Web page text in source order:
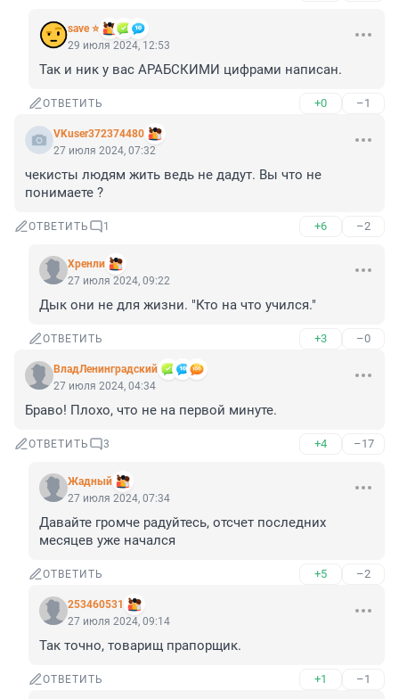
save ⭐
29 июля 2024, 12:53
Так и ник у вас АРАБСКИМИ цифрами написан.
ОТВЕТИТЬ +0 –1
VKuser372374480
27 июля 2024, 07:32
чекисты людям жить ведь не дадут. Вы что не
понимаете ?
ОТВЕТИТЬ 1 +6 –2
Хренли
27 июля 2024, 09:22
Дык они не для жизни. "Кто на что учился."
ОТВЕТИТЬ +3 –0
ВладЛенинградский
27 июля 2024, 04:34
Браво! Плохо, что не на первой минуте.
ОТВЕТИТЬ 3 +4 –17
Жадный
27 июля 2024, 07:34
Давайте громче радуйтесь, отсчет последних
месяцев уже начался
ОТВЕТИТЬ +5 –2
253460531
27 июля 2024, 09:14
Так точно, товарищ прапорщик.
ОТВЕТИТЬ +1 –1